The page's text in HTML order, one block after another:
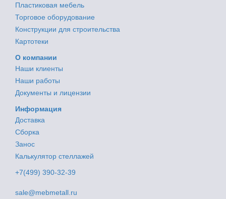
Пластиковая мебель
Торговое оборудование
Конструкции для строительства
Картотеки
О компании
Наши клиенты
Наши работы
Документы и лицензии
Информация
Доставка
Сборка
Занос
Калькулятор стеллажей
+7(499) 390-32-39
sale@mebmetall.ru